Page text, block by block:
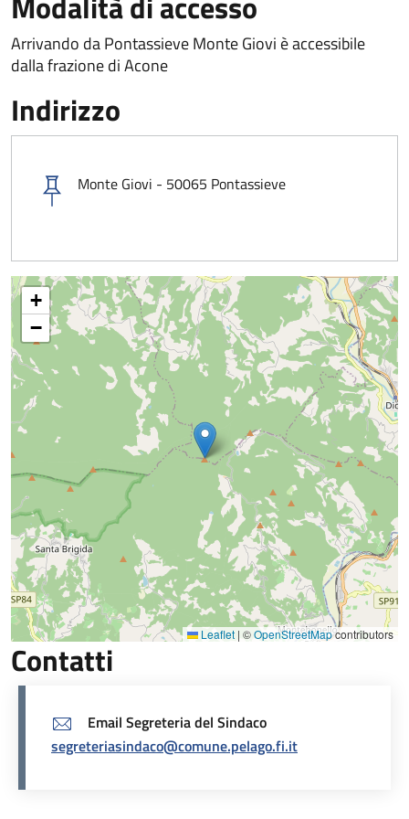
Arrivando da Pontassieve Monte Giovi è accessibile
dalla frazione di Acone
Indirizzo
Monte Giovi - 50065 Pontassieve
+
−
Leaflet | ©OpenStreetMapcontributors
Contatti
Email Segreteria del Sindaco
segreteriasindaco@comune.pelago.fi.it